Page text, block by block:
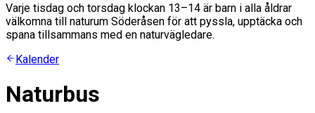
Varje tisdag och torsdag klockan 13–14 är barn i alla åldrar
välkomna till naturum Söderåsen för att pyssla, upptäcka och
spana tillsammans med en naturvägledare.
Kalender
Naturbus